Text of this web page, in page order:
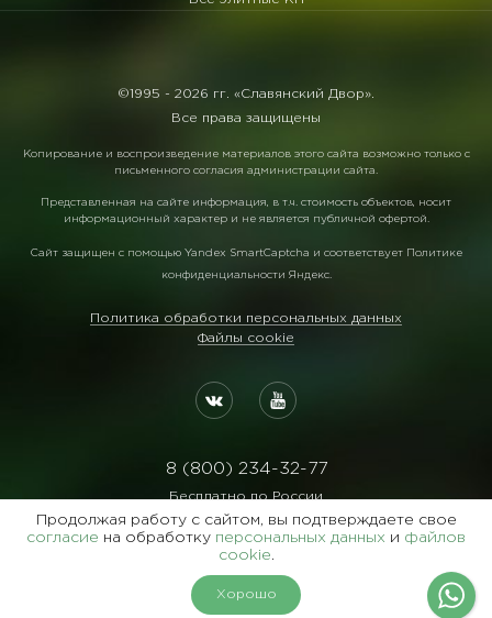
©1995 - 2026 гг. «Славянский Двор».
Все права защищены
Копирование и воспроизведение материалов этого сайта возможно только с
письменного согласия администрации сайта.
Представленная на сайте информация, в т.ч. стоимость объектов, носит
информационный характер и не является публичной офертой.
Сайт защищен с помощью Yandex SmartCaptcha и соответствует Политике
конфиденциальности Яндекс.
Политика обработки персональных данных
Файлы cookie
8 (800) 234-32-77
Бесплатно по России
Реквизиты:
ООО Агентство "Славянский Двор"
Продолжая работу с сайтом, вы подтверждаете свое
согласие на обработку персональных данных и файлов
cookie.
Хорошо